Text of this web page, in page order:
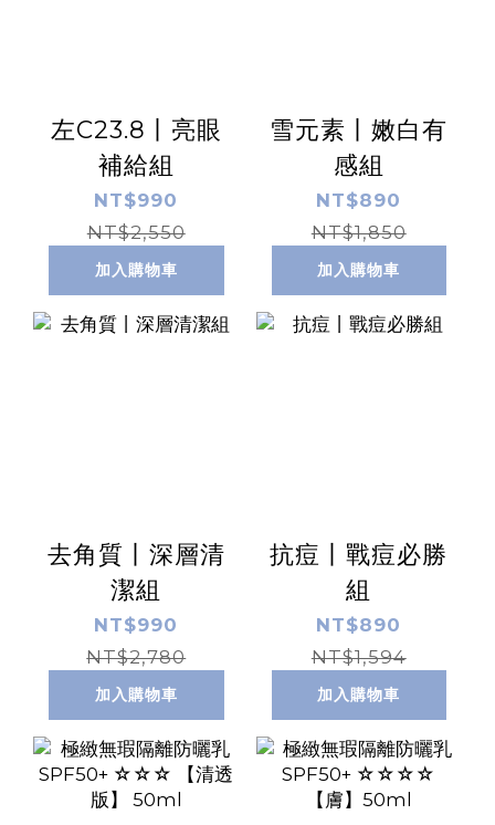
左C23.8丨亮眼
補給組
NT$990
NT$2,550
加入購物車
雪元素丨嫩白有
感組
NT$890
NT$1,850
加入購物車
去角質丨深層清
潔組
NT$990
NT$2,780
加入購物車
抗痘丨戰痘必勝
組
NT$890
NT$1,594
加入購物車